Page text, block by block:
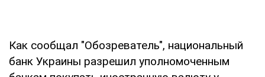
Как сообщал "Обозреватель", национальный
банк Украины разрешил уполномоченным